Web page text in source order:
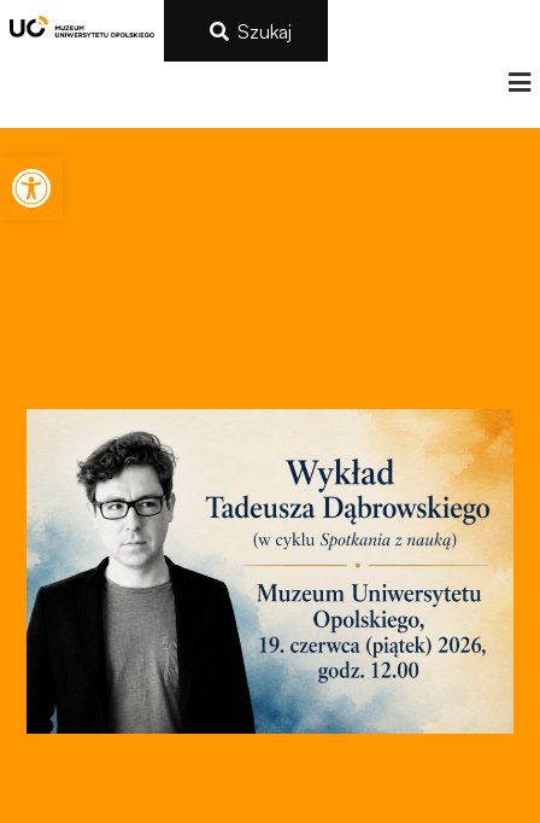
Otwórz pasek narzędzi
Szukaj